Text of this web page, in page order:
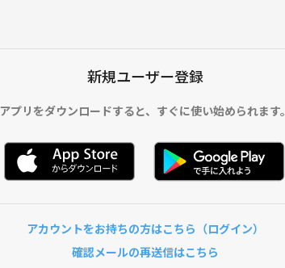
新規ユーザー登録
アプリをダウンロードすると、 すぐに使い始められます。
アカウントをお持ちの方はこちら（ログイン）
確認メールの再送信はこちら